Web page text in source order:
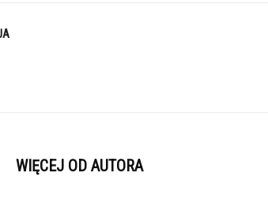
WIĘCEJ OD AUTORA